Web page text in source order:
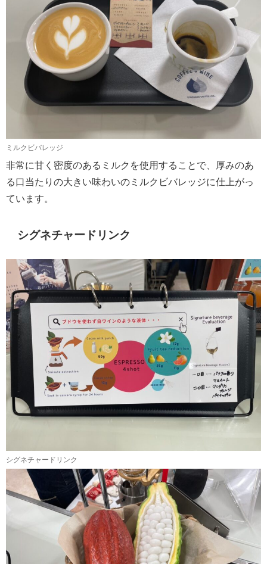
ミルクビバレッジ
非常に甘く密度のあるミルクを使用することで、厚みのあ
る口当たりの大きい味わいのミルクビバレッジに仕上がっ
ています。
シグネチャードリンク
シグネチャードリンク